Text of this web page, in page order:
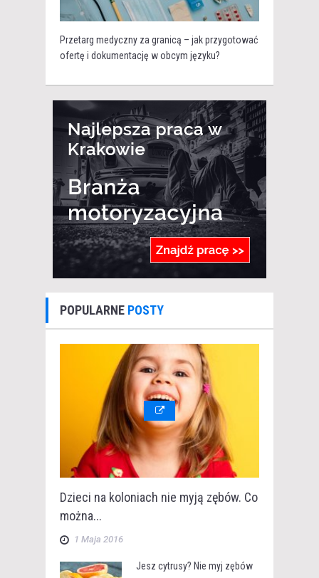
Przetarg medyczny za granicą – jak przygotować
ofertę i dokumentację w obcym języku?
POPULARNE POSTY
Dzieci na koloniach nie myją zębów. Co
można...
1 Maja 2016
Jesz cytrusy? Nie myj zębów